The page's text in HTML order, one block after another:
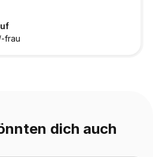
frau
dich auch